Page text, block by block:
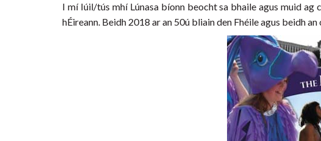
I mí Iúil/tús mhí Lúnasa bíonn beocht sa bhaile agus muid
hÉireann. Beidh 2018 ar an 50ú bliain den Fhéile agus beidh